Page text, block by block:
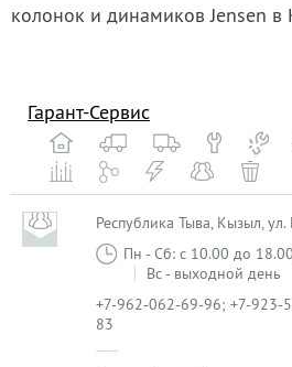
колонок и динамиков Jensen в
Гарант-Сервис
Республика Тыва, Кызыл,
Пн - Сб: с 10.00 до
Вс - выходной день
+7-962-062-69-96; +7-923-
83